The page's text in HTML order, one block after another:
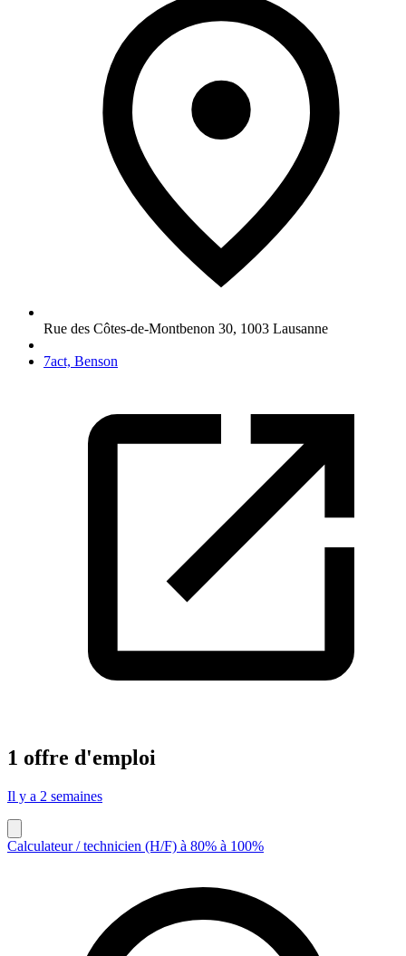
Rue des Côtes-de-Montbenon 30, 1003 Lausanne
7act, Benson
1 offre d'emploi
Il y a 2 semaines
Calculateur / technicien (H/F) à 80% à 100%